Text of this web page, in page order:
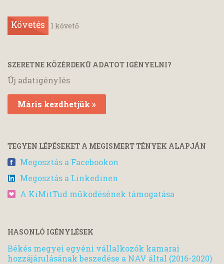
Követés 1 követő
SZERETNE KÖZÉRDEKŰ ADATOT IGÉNYELNI?
Új adatigénylés
Máris kezdhetjük »
TEGYEN LÉPÉSEKET A MEGISMERT TÉNYEK ALAPJÁN
Megosztás a Facebookon
Megosztás a Linkedinen
A KiMitTud működésének támogatása
HASONLÓ IGÉNYLÉSEK
Békés megyei egyéni vállalkozók kamarai
hozzájárulásának beszedése a NAV által (2016-2020)